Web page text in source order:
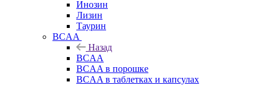
Инозин
Лизин
Таурин
BCAA
Назад
BCAA
BCAA в порошке
BCAA в таблетках и капсулах